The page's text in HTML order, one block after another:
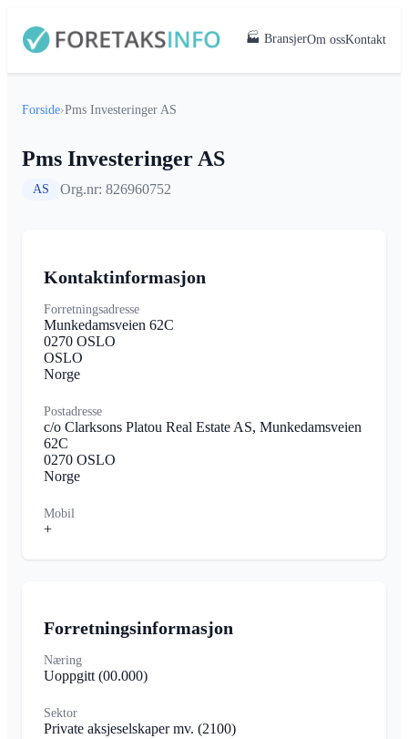
🏭 BransjerOm ossKontakt
Forside›Pms Investeringer AS
Pms Investeringer AS
AS Org.nr: 826960752
Kontaktinformasjon
Forretningsadresse
Munkedamsveien 62C
0270 OSLO
OSLO
Norge
Postadresse
c/o Clarksons Platou Real Estate AS, Munkedamsveien
62C
0270 OSLO
Norge
Mobil
+
Forretningsinformasjon
Næring
Uoppgitt (00.000)
Sektor
Private aksjeselskaper mv. (2100)